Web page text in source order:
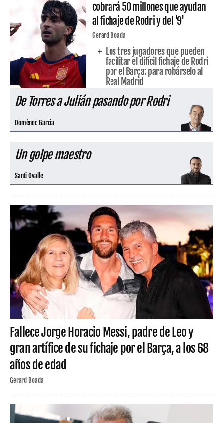
cobrará 50 millones que ayudan
al fichaje de Rodri y del '9'
Gerard Boada
Los tres jugadores que pueden
facilitar el difícil fichaje de Rodri
por el Barça: para robárselo al
Real Madrid
De Torres a Julián pasando por Rodri
Domènec Garcia
Un golpe maestro
Santi Ovalle
Fallece Jorge Horacio Messi, padre de Leo y
gran artífice de su fichaje por el Barça, a los 68
años de edad
Gerard Boada